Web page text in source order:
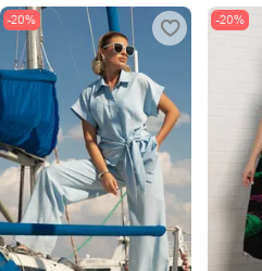
-20% -20%